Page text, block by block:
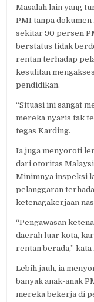
Masalah lain yang
PMI tanpa
sekitar 90 persen
berstatus tidak
rentan terhadap
kesulitan
pendidikan.
“Situasi ini sangat
mereka nyaris tak
tegas Karding.
Ia juga menyoroti
dari otoritas
Minimnya inspeksi
pelanggaran
ketenagakerjaan
“Pengawasan
daerah luar kota,
rentan berada,”
Lebih jauh, ia
banyak anak-anak
mereka bekerja di